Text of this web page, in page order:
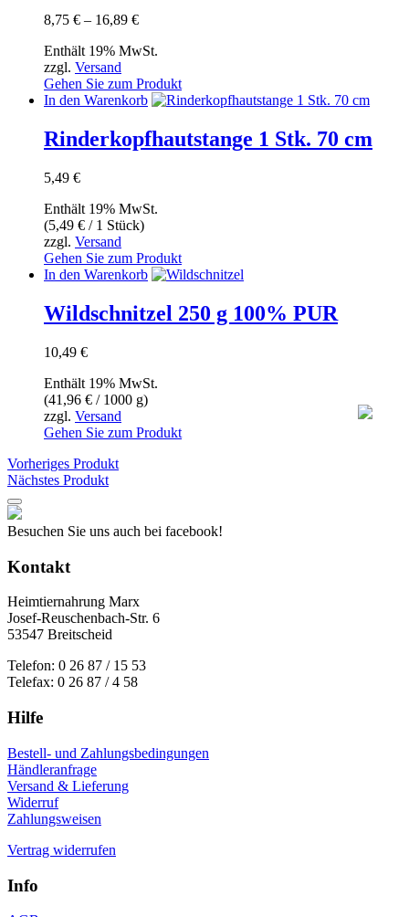
auf
der
gewählt
8,75 € – 16,89 €Preisspanne:
bis
Enthält 19% MwSt.
zzgl. Versand
Gehen Sie zum Produkt
In den Warenkorb
Rinderkopfhautstange 1 Stk. 70 cm
5,49 €
Enthält 19% MwSt.
(5,49 € / 1 Stück)
zzgl. Versand
Gehen Sie zum Produkt
In den Warenkorb
Wildschnitzel 250 g 100% PUR
10,49 €
Enthält 19% MwSt.
(41,96 € / 1000 g)
zzgl. Versand
Gehen Sie zum Produkt
Vorheriges Produkt
Nächstes Produkt
Besuchen Sie uns auch bei facebook!
Kontakt
Heimtiernahrung Marx
Josef-Reuschenbach-Str. 6
53547 Breitscheid
Telefon: 0 26 87 / 15 53
Telefax: 0 26 87 / 4 58
Hilfe
Bestell- und Zahlungsbedingungen
Händleranfrage
Versand & Lieferung
Widerruf
Zahlungsweisen
Vertrag widerrufen
Info